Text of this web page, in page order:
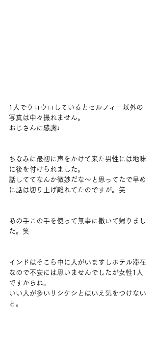
1人でウロウロしているとセルフィー以外の
写真は中々撮れません。
おじさんに感謝♩
ちなみに最初に声をかけて来た男性には地味
に後を付けられました。
話しててなんか微妙だな～と思ってたで早め
に話は切り上げ離れてたのですが。笑
あの手この手を使って無事に撒いて帰りまし
た。笑
インドはそこら中に人がいますしホテル滞在
なので不安には思いませんでしたが女性1人
ですからね。
いい人が多いリシケシとはいえ気をつけない
と。